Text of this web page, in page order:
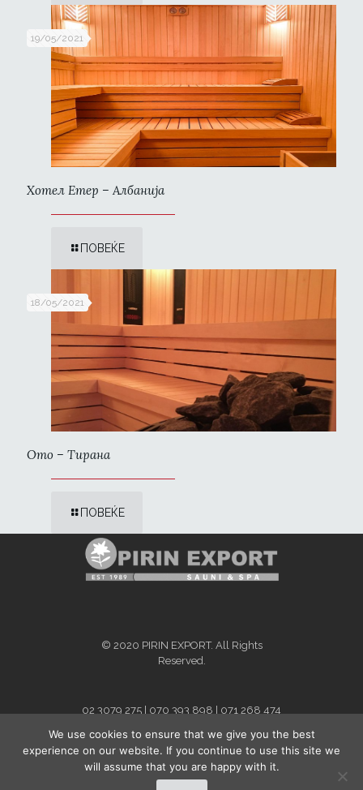
19/05/2021
Хотел Етер – Албанија
ПОВЕЌЕ
18/05/2021
Ото – Тирана
ПОВЕЌЕ
© 2020 PIRIN EXPORT. All Rights
Reserved.
02 3079 275 | 070 393 898 | 071 268 474
For Kosovo and Albania - contact
person:Dafina Bytyqi
+38349501199
We use cookies to ensure that we give you the best
experience on our website. If you continue to use this site we
will assume that you are happy with it.